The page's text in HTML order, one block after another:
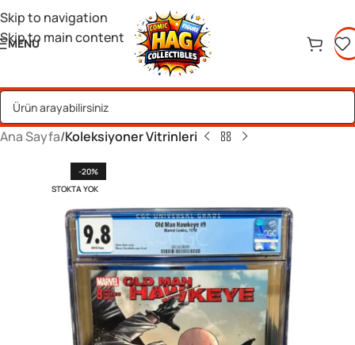
Skip to navigation
Skip to main content
MENU
Ana Sayfa Koleksiyoner Vitrinleri
-20%
STOKTA YOK